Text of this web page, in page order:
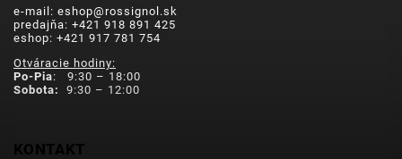
e-mail: eshop@rossignol.sk
predajňa: +421 918 891 425
eshop: +421 917 781 754
Otváracie hodiny:
Po-Pia: 9:30 – 18:00
Sobota:
9:30 – 12:00
KONTAKT